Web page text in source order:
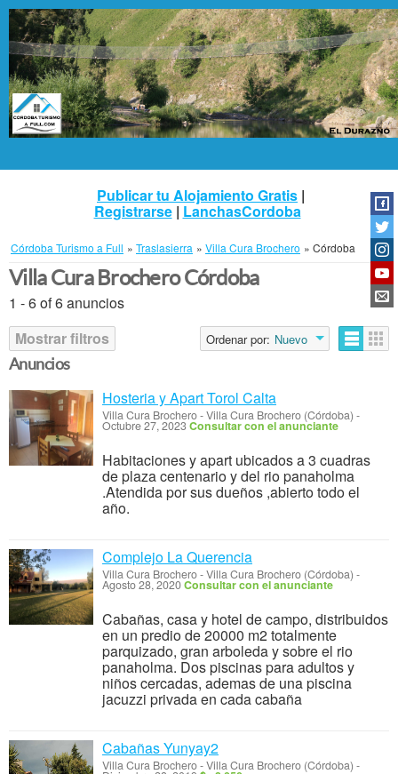
Publicar tu Alojamiento Gratis |
Registrarse| LanchasCordoba
Córdoba Turismo a Full » Traslasierra » Villa Cura Brochero » Córdoba
Villa Cura Brochero Córdoba
1 - 6 of 6 anuncios
Mostrar filtros
Ordenar por: Nuevo
Anuncios
Hosteria y Apart Torol Calta
Villa Cura Brochero-Villa Cura Brochero (Córdoba) -
Octubre 27, 2023Consultar con el anunciante
Habitaciones y apart ubicados a 3 cuadras
de plaza centenario y del rio panaholma
.Atendida por sus dueños ,abierto todo el
año.
Complejo La Querencia
Villa Cura Brochero-Villa Cura Brochero (Córdoba) -
Agosto 28, 2020Consultar con el anunciante
Cabañas, casa y hotel de campo, distribuidos
en un predio de 20000 m2 totalmente
parquizado, gran arboleda y sobre el rio
panaholma. Dos piscinas para adultos y
niños cercadas, ademas de una piscina
jacuzzi privada en cada cabaña
Cabañas Yunyay2
Villa Cura Brochero-Villa Cura Brochero (Córdoba) -